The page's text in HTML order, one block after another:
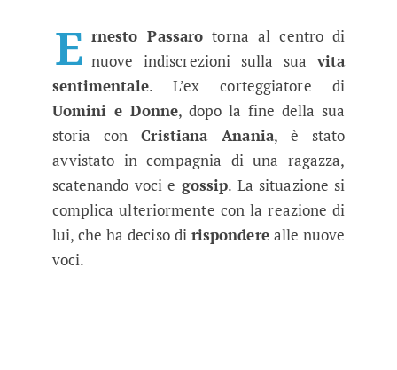
Uomini e Donne, nuovo amore
E rnesto Passaro torna al centro di
nuove indiscrezioni sulla suavita
sentimentale. L’ex corteggiatore di
Uomini e Donne, dopo la fine della sua
storia conCristiana Anania, è stato
avvistato in compagnia di una ragazza,
scatenando voci e gossip. La situazione si
complica ulteriormente con la reazione di
lui, che ha deciso di risponderealle nuove
voci.